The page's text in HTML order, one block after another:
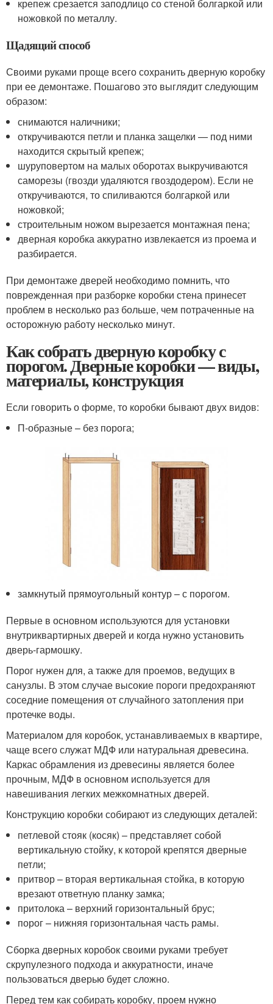
крепеж срезается заподлицо со стеной болгаркой или
ножовкой по металлу.
Щадящий способ
Своими руками проще всего сохранить дверную коробку
при ее демонтаже. Пошагово это выглядит следующим
образом:
снимаются наличники;
откручиваются петли и планка защелки — под ними
находится скрытый крепеж;
шуруповертом на малых оборотах выкручиваются
саморезы (гвозди удаляются гвоздодером). Если не
откручиваются, то спиливаются болгаркой или
ножовкой;
строительным ножом вырезается монтажная пена;
дверная коробка аккуратно извлекается из проема и
разбирается.
При демонтаже дверей необходимо помнить, что
поврежденная при разборке коробки стена принесет
проблем в несколько раз больше, чем потраченные на
осторожную работу несколько минут.
Как собрать дверную коробку с
порогом. Дверные коробки — виды,
материалы, конструкция
Если говорить о форме, то коробки бывают двух видов:
П-образные – без порога;
замкнутый прямоугольный контур – с порогом.
Первые в основном используются для установки
внутриквартирных дверей и когда нужно установить
дверь-гармошку.
Порог нужен для, а также для проемов, ведущих в
санузлы. В этом случае высокие пороги предохраняют
соседние помещения от случайного затопления при
протечке воды.
Материалом для коробок, устанавливаемых в квартире,
чаще всего служат МДФ или натуральная древесина.
Каркас обрамления из древесины является более
прочным, МДФ в основном используется для
навешивания легких межкомнатных дверей.
Конструкцию коробки собирают из следующих деталей:
петлевой стояк (косяк) – представляет собой
вертикальную стойку, к которой крепятся дверные
петли;
притвор – вторая вертикальная стойка, в которую
врезают ответную планку замка;
притолока – верхний горизонтальный брус;
порог – нижняя горизонтальная часть рамы.
Сборка дверных коробок своими руками требует
скрупулезного подхода и аккуратности, иначе
пользоваться дверью будет сложно.
Перед тем как собирать коробку, проем нужно